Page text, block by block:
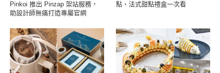
Pinkoi 推出 Pinzap 架站服務，
助設計師無痛打造專屬官網
點、法式甜點禮盒一次看